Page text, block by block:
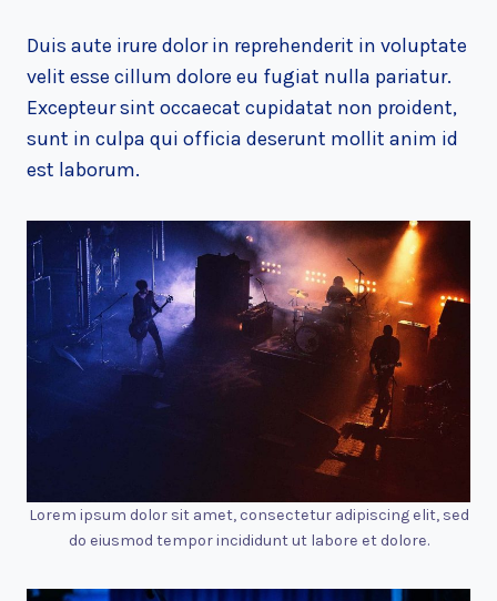
Duis aute irure dolor in reprehenderit in voluptate
velit esse cillum dolore eu fugiat nulla pariatur.
Excepteur sint occaecat cupidatat non proident,
sunt in culpa qui officia deserunt mollit anim id
est laborum.
Lorem ipsum dolor sit amet, consectetur adipiscing elit, sed
do eiusmod tempor incididunt ut labore et dolore.